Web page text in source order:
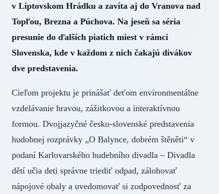
v Liptovskom Hrádku a zavíta aj do Vranova nad
Topľou, Brezna a Púchova. Na jeseň sa séria
presunie do ďalších piatich miest v rámci
Slovenska, kde v každom z nich čakajú divákov
dve predstavenia.
Cieľom projektu je prinášať deťom environmentálne
vzdelávanie hravou, zážitkovou a interaktívnou
formou. Dvojjazyčné česko-slovenské predstavenia
hudobnej rozprávky „O Balynce, dobrém štěněti“ v
podaní Karlovarského hudebního divadla – Divadla
dětí učia deti správne triediť odpad, zálohovať
nápojové obaly a uvedomovať si zodpovednosť za